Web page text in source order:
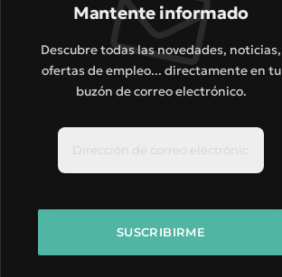
Mantente informado
Descubre todas las novedades, noticias,
ofertas de empleo... directamente en tu
buzón de correo electrónico.